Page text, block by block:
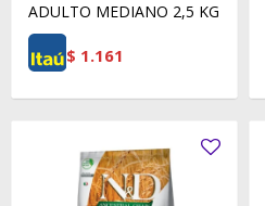
ADULTO MEDIANO 2,5 KG
$ 1.161